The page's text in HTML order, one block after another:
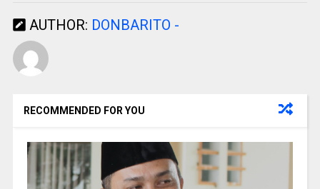
AUTHOR: DONBARITO -
RECOMMENDED FOR YOU